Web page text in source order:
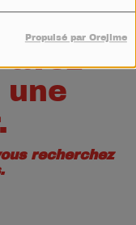
Propulsé par Orejime
avez
recherchez